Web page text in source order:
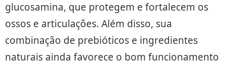
glucosamina, que protegem e fortalecem os
ossos e articulações. Além disso, sua
combinação de prebióticos e ingredientes
naturais ainda favorece o bom funcionamento